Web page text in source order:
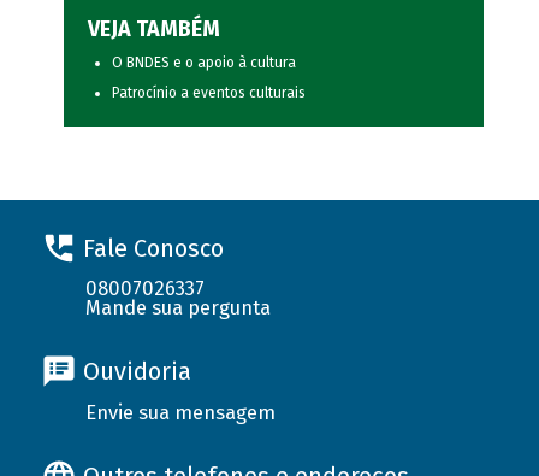
VEJA TAMBÉM
O BNDES e o apoio à cultura
Patrocínio a eventos culturais
Fale Conosco
08007026337
Mande sua pergunta
Ouvidoria
Envie sua mensagem